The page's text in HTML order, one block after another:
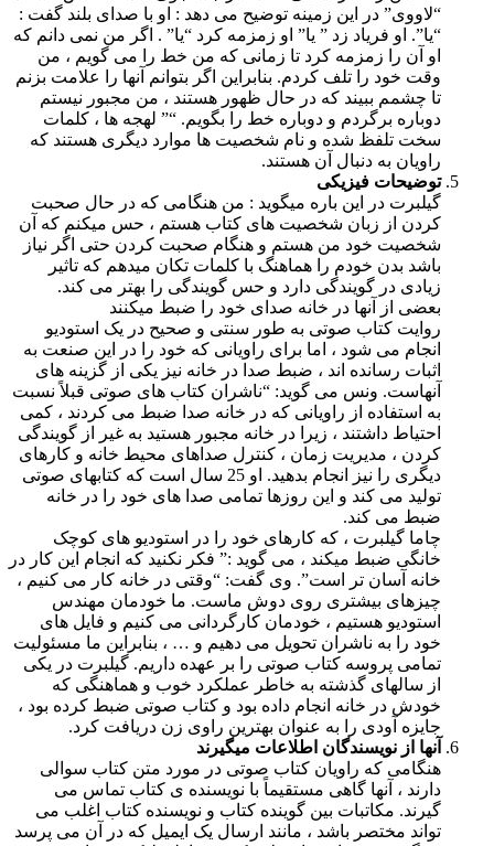
“لاووی” در این زمینه توضیح می دهد : او با صدای بلند گفت :
“یا”. او فریاد زد ” یا” او زمزمه کرد “یا” . اگر من نمی دانم که
او آن را زمزمه کرد تا زمانی که من خط را می گویم ، من
وقت خود را تلف کردم. بنابراین اگر بتوانم آنها را علامت بزنم
تا چشمم ببیند که در حال ظهور هستند ، من مجبور نیستم
دوباره برگردم و دوباره خط را بگویم. “” لهجه ها ، کلمات
سخت تلفظ شده و نام شخصیت ها موارد دیگری هستند که
راویان به دنبال آن هستند.
توضیحات فیزیکی
گیلبرت در این باره میگوید : من هنگامی که در حال صحبت
کردن از زبان شخصیت های کتاب هستم ، حس میکنم که آن
شخصیت خود من هستم و هنگام صحبت کردن حتی اگر نیاز
باشد بدن خودم را هماهنگ با کلمات تکان میدهم که تاثیر
زیادی در گویندگی دارد و حس گویندگی را بهتر می کند.
بعضی از آنها در خانه صدای خود را ضبط میکنند
روایت کتاب صوتی به طور سنتی و صحیح در یک استودیو
انجام می شود ، اما برای راویانی که خود را در این صنعت به
اثبات رسانده اند ، ضبط صدا در خانه نیز یکی از گزینه های
آنهاست. ونس می گوید: “ناشران کتاب های صوتی قبلاً نسبت
به استفاده از راویانی که در خانه صدا ضبط می کردند ، کمی
احتیاط داشتند ، زیرا در خانه مجبور هستید به غیر از گویندگی
کردن ، مدیریت زمان ، کنترل صداهای محیط خانه و کارهای
دیگری را نیز انجام بدهید. او 25 سال است که کتابهای صوتی
تولید می کند و این روزها تمامی صدا های خود را در خانه
ضبط می کند.
چاما گیلبرت ، که کارهای خود را در استودیو های کوچک
خانگی ضبط میکند ، می گوید :” فکر نکنید که انجام این کار در
خانه آسان تر است”. وی گفت: “وقتی در خانه کار می کنیم ،
چیزهای بیشتری روی دوش ماست. ما خودمان مهندس
استودیو هستیم ، خودمان کارگردانی می کنیم و فایل های
خود را به ناشران تحویل می دهیم و … ، بنابراین ما مسئولیت
تمامی پروسه کتاب صوتی را بر عهده داریم. گیلبرت در یکی
از سالهای گذشته به خاطر عملکرد خوب و هماهنگی که
خودش در خانه انجام داده بود و کتاب صوتی ضبط کرده بود ،
جایزه آودی را به عنوان بهترین راوی زن دریافت کرد.
آنها از نویسندگان اطلاعات میگیرند
هنگامی که راویان کتاب صوتی در مورد متن کتاب سوالی
دارند ، آنها گاهی مستقیماً با نویسنده ی کتاب تماس می
گیرند. مکاتبات بین گوینده کتاب و نویسنده کتاب اغلب می
تواند مختصر باشد ، مانند ارسال یک ایمیل که در آن می پرسد